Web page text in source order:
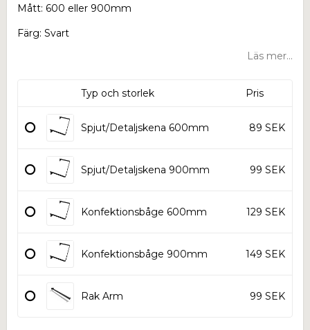
Mått: 600 eller 900mm
Färg: Svart
Läs mer...
Typ och storlek Pris
Spjut/Detaljskena 600mm 89 SEK
Spjut/Detaljskena 900mm 99 SEK
Konfektionsbåge 600mm 129 SEK
Konfektionsbåge 900mm 149 SEK
Rak Arm 99 SEK